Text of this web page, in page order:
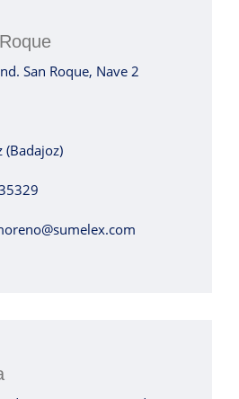
San Roque, Nave 2
(Badajoz)